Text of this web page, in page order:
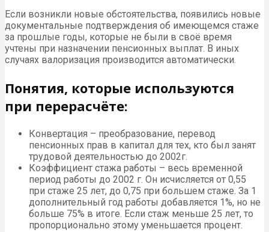
Если возникли новые обстоятельства, появились новые
документальные подтверждения об имеющемся стаже
за прошлые годы, которые не были в своё время
учтены при назначении пенсионных выплат. В иных
случаях валоризация производится автоматически.
Понятия, которые используются
при перерасчёте:
Конвертация – преобразование, перевод
пенсионных прав в капитал для тех, кто был занят
трудовой деятельностью до 2002г.
Коэффициент стажа работы – весь временной
период работы до 2002 г. Он исчисляется от 0,55
при стаже 25 лет, до 0,75 при большем стаже. За 1
дополнительный год работы добавляется 1%, но не
больше 75% в итоге. Если стаж меньше 25 лет, то
пропорционально этому уменьшается процент.